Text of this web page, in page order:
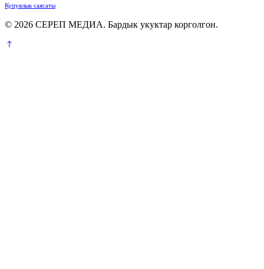
Купуялык саясаты
© 2026 СЕРЕП МЕДИА. Бардык укуктар корголгон.